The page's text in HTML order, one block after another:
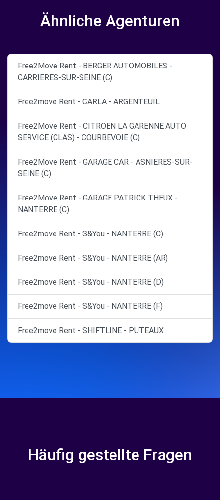
Ähnliche Agenturen
Free2Move Rent - BERGER AUTOMOBILES -
CARRIERES-SUR-SEINE (C)
Free2move Rent - CARLA - ARGENTEUIL
Free2Move Rent - CITROEN LA GARENNE AUTO
SERVICE (CLAS) - COURBEVOIE (C)
Free2Move Rent - GARAGE CAR - ASNIERES-SUR-
SEINE (C)
Free2Move Rent - GARAGE PATRICK THEUX -
NANTERRE (C)
Free2move Rent - S&You - NANTERRE (C)
Free2move Rent - S&You - NANTERRE (AR)
Free2move Rent - S&You - NANTERRE (D)
Free2move Rent - S&You - NANTERRE (F)
Free2move Rent - SHIFTLINE - PUTEAUX
Häufig gestellte Fragen